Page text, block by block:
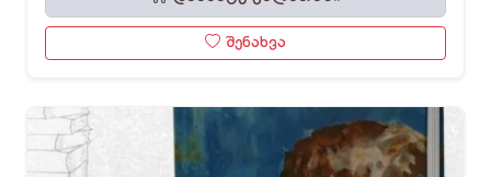
შენახვა